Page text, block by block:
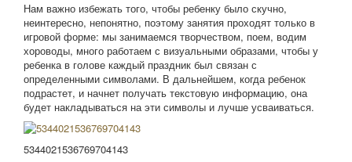
Нам важно избежать того, чтобы ребенку было скучно,
неинтересно, непонятно, поэтому занятия проходят только в
игровой форме: мы занимаемся творчеством, поем, водим
хороводы, много работаем с визуальными образами, чтобы у
ребенка в голове каждый праздник был связан с
определенными символами. В дальнейшем, когда ребенок
подрастет, и начнет получать текстовую информацию, она
будет накладываться на эти символы и лучше усваиваться.
5344021536769704143